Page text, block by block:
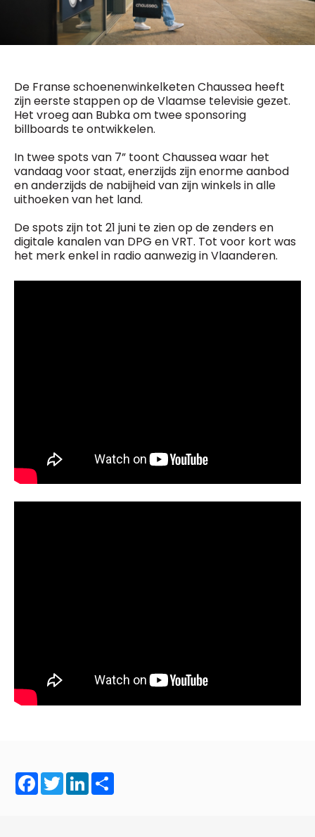
De Franse schoenenwinkelketen Chaussea heeft
zijn eerste stappen op de Vlaamse televisie gezet.
Het vroeg aan Bubka om twee sponsoring
billboards te ontwikkelen.
In twee spots van 7” toont Chaussea waar het
vandaag voor staat, enerzijds zijn enorme aanbod
en anderzijds de nabijheid van zijn winkels in alle
uithoeken van het land.
De spots zijn tot 21 juni te zien op de zenders en
digitale kanalen van DPG en VRT. Tot voor kort was
het merk enkel in radio aanwezig in Vlaanderen.
Facebook
TwitterLinkedIn
Fred Bouchar
0498 88 64 89
f.bouchar@mm.be
Griet Byl
0475 97 12 57
g.byl@mm.be
Chief Editor
Damien Lemaire
0477 37 31 65
d.lemaire@mm.be
BEVESTIGEN
Daily
access
5 x week
MM e - News
1 x week
MM Brunch
1 x week
10 x year
Research
10 x year
MM Blue
4 x year
MM Magazine
Vragen ?